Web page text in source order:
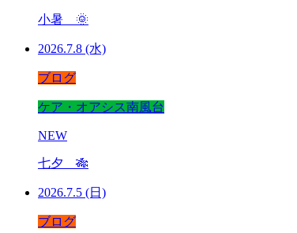
小暑 🌞
2026.7.8 (水)
ブログ
ケア・オアシス南風台
NEW
七夕 🎋
2026.7.5 (日)
ブログ